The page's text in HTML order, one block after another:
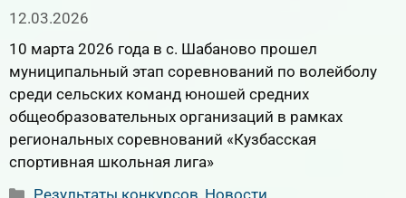
12.03.2026
10 марта 2026 года в с. Шабаново прошел
муниципальный этап соревнований по волейболу
среди сельских команд юношей средних
общеобразовательных организаций в рамках
региональных соревнований «Кузбасская
спортивная школьная лига»
Рубрики
Результаты конкурсов, Новости